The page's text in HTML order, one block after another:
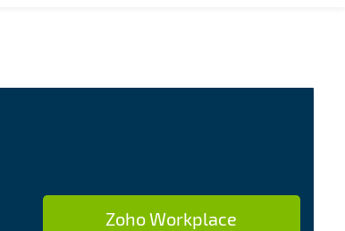
Zoho Workplace